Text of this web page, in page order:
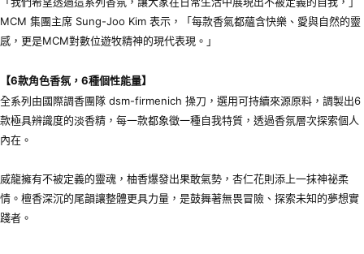
MCM 集團主席 Sung-Joo Kim 表示，「每款香氣都蘊含快樂、愛與自然的靈
感，更是MCM對數位遊牧精神的現代表現。」
【6款角色香氛， 6種個性能量】
全系列由國際調香團隊 dsm-firmenich 操刀，選用可持續來源原料，調製出6
款極具辨識度的淡香精，每一款都象徵一種自我特質，透過香氛層次探索個人
內在。
威龍擁有不被定義的靈魂，柚香爆發出果敢氣勢，杏仁花則添上一抹神祕柔
情。檀香深沉的尾韻讓整體更具力量，是鼓舞著無畏冒險、探索未知的夢想實
踐者。